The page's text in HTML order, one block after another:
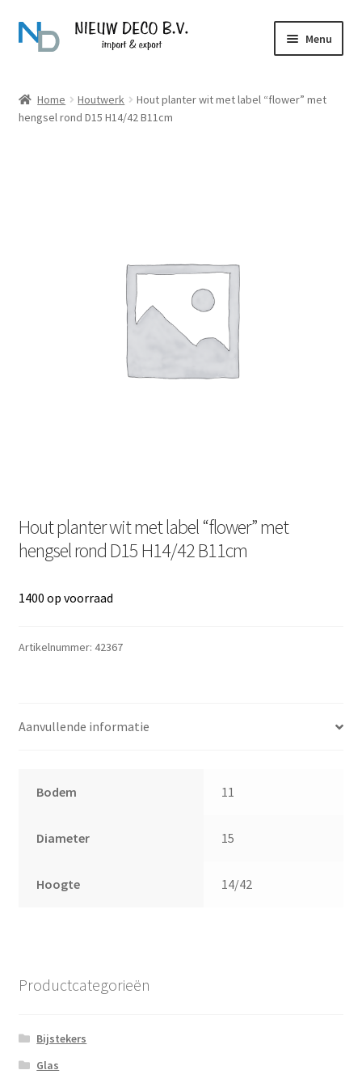
Ga
door
navigatie
Ga
naar
inhoud
Menu
Producten
Home Houtwerk
Hout planter wit met label “flower” met
hengsel rond D15 H14/42 B11cm
Hout planter wit met label “flower” met
hengsel rond D15 H14/42 B11cm
1400 op voorraad
Artikelnummer: 42367
Aanvullende informatie
Bodem 11
Diameter 15
Hoogte 14/42
Productcategorieën
Bijstekers
Glas